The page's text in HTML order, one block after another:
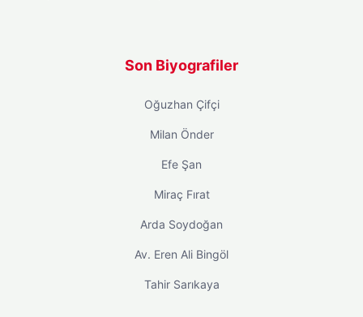
Son Biyografiler
Oğuzhan Çifçi
Milan Önder
Efe Şan
Miraç Fırat
Arda Soydoğan
Av. Eren Ali Bingöl
Tahir Sarıkaya